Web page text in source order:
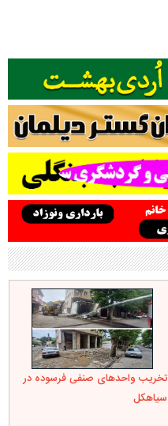
تخریب واحدهای صنفی فرسوده در
سیاهکل